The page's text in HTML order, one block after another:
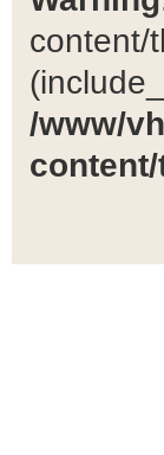
content/
/www/